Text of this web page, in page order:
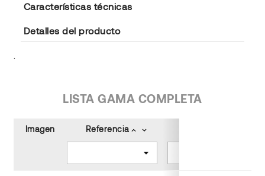
Características técnicas
Detalles del producto
LISTA GAMA COMPLETA
Imagen Referencia keyboard_arrow_up keyboard_arrow_down